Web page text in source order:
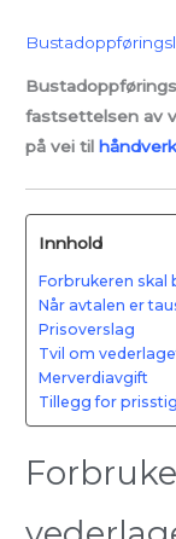
fastsettelsen av
på vei til
Innhold
Forbrukeren skal
Når avtalen er
Prisoverslag
Tvil om
Merverdiavgift
Tillegg for